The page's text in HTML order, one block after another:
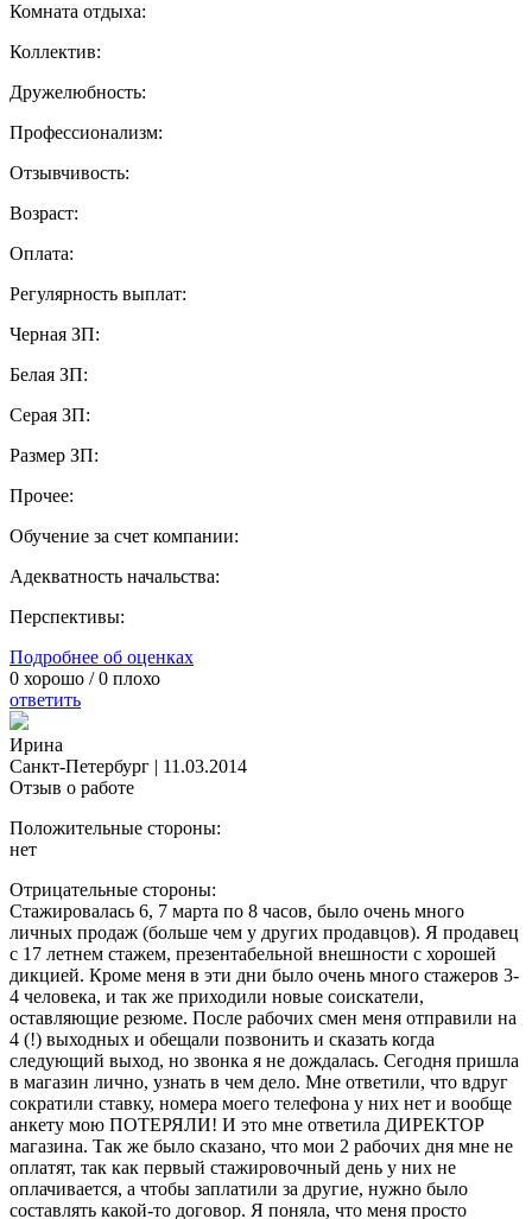
Комната отдыха:
Коллектив:
Дружелюбность:
Профессионализм:
Отзывчивость:
Возраст:
Оплата:
Регулярность выплат:
Черная ЗП:
Белая ЗП:
Серая ЗП:
Размер ЗП:
Прочее:
Обучение за счет компании:
Адекватность начальства:
Перспективы:
Подробнее об оценках
0 хорошо /0 плохо
ответить
Ирина
Санкт-Петербург | 11.03.2014
Отзыв о работе
Положительные стороны:
нет
Отрицательные стороны:
Стажировалась 6, 7 марта по 8 часов, было очень много
личных продаж (больше чем у других продавцов). Я продавец
с 17 летнем стажем, презентабельной внешности с хорошей
дикцией. Кроме меня в эти дни было очень много стажеров 3-
4 человека, и так же приходили новые соискатели,
оставляющие резюме. После рабочих смен меня отправили на
4 (!) выходных и обещали позвонить и сказать когда
следующий выход, но звонка я не дождалась. Сегодня пришла
в магазин лично, узнать в чем дело. Мне ответили, что вдруг
сократили ставку, номера моего телефона у них нет и вообще
анкету мою ПОТЕРЯЛИ! И это мне ответила ДИРЕКТОР
магазина. Так же было сказано, что мои 2 рабочих дня мне не
оплатят, так как первый стажировочный день у них не
оплачивается, а чтобы заплатили за другие, нужно было
составлять какой-то договор. Я поняла, что меня просто